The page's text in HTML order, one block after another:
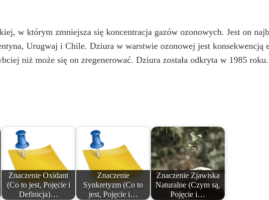
w którym zmniejsza się koncentracja gazów ozonowych. Jest on
Urugwaj i Chile. Dziura w warstwie ozonowej jest konsekwencją
niż może się on zregenerować. Dziura została odkryta w 1985 roku.
Znaczenie Oxidant
(Co to jest, Pojęcie i
Definicja)…
Znaczenie
Synkretyzm (Co to
jest, Pojęcie i…
Znaczenie Zjawiska
Naturalne (Czym są,
Pojęcie i…